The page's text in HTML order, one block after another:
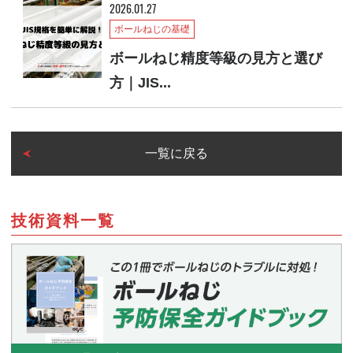
技術資料一覧
2026.01.27
ボールねじの基礎
ボールねじ精度等級の見方と選び
方｜JIS...
一覧に戻る